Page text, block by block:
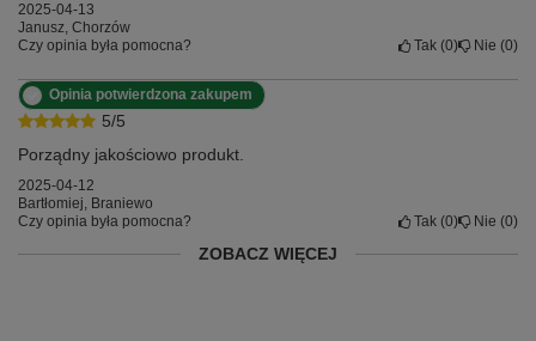
2025-04-13
Janusz, Chorzów
Czy opinia była pomocna?
Tak 0 Nie 0
5/5
Opinia potwierdzona zakupem
Porządny jakościowo produkt.
2025-04-12
Bartłomiej, Braniewo
Czy opinia była pomocna?
Tak 0 Nie 0
ZOBACZ WIĘCEJ